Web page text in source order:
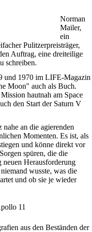
Norman
Mailer,
ein
Pulitzerpreisträger,
Auftrag, eine dreiteilige
schreiben.
und 1970 im LIFE-Magazin
Moon" auch als Buch.
hautnah am Space
den Start der Saturn V
an die agierenden
Momenten. Es ist, als
und könne direkt vor
spüren, die die
Herausforderung
wusste, was die
und ob sie je wieder
aus den Beständen der